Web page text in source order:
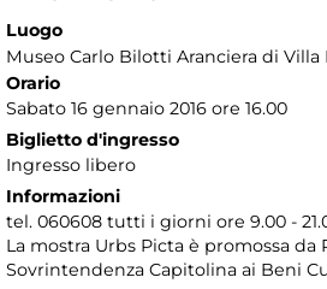
Luogo
Museo Carlo Bilotti Aranciera di Villa
Orario
Sabato 16 gennaio 2016 ore 16.00
Biglietto d'ingresso
Ingresso libero
Informazioni
tel. 060608 tutti i giorni ore 9.00 -
La mostra Urbs Picta è promossa da
Sovrintendenza Capitolina ai Beni